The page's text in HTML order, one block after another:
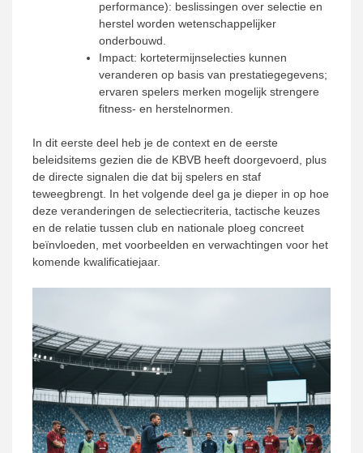
performance): beslissingen over selectie en
herstel worden wetenschappelijker
onderbouwd.
Impact: kortetermijnselecties kunnen
veranderen op basis van prestatiegegevens;
ervaren spelers merken mogelijk strengere
fitness- en herstelnormen.
In dit eerste deel heb je de context en de eerste
beleidsitems gezien die de KBVB heeft doorgevoerd, plus
de directe signalen die dat bij spelers en staf
teweegbrengt. In het volgende deel ga je dieper in op hoe
deze veranderingen de selectiecriteria, tactische keuzes
en de relatie tussen club en nationale ploeg concreet
beïnvloeden, met voorbeelden en verwachtingen voor het
komende kwalificatiejaar.